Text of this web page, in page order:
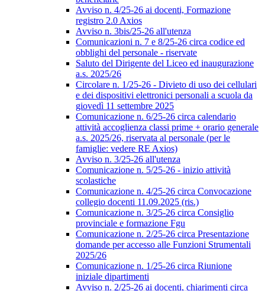
Avviso n. 4/25-26 ai docenti, Formazione
registro 2.0 Axios
Avviso n. 3bis/25-26 all'utenza
Comunicazioni n. 7 e 8/25-26 circa codice ed
obblighi del personale - riservate
Saluto del Dirigente del Liceo ed inaugurazione
a.s. 2025/26
Circolare n. 1/25-26 - Divieto di uso dei cellulari
e dei dispositivi elettronici personali a scuola da
giovedì 11 settembre 2025
Comunicazione n. 6/25-26 circa calendario
attività accoglienza classi prime + orario generale
a.s. 2025/26, riservata al personale (per le
famiglie: vedere RE Axios)
Avviso n. 3/25-26 all'utenza
Comunicazione n. 5/25-26 - inizio attività
scolastiche
Comunicazione n. 4/25-26 circa Convocazione
collegio docenti 11.09.2025 (ris.)
Comunicazione n. 3/25-26 circa Consiglio
provinciale e formazione Fgu
Comunicazione n. 2/25-26 circa Presentazione
domande per accesso alle Funzioni Strumentali
2025/26
Comunicazione n. 1/25-26 circa Riunione
iniziale dipartimenti
Avviso n. 2/25-26 ai docenti, chiarimenti circa